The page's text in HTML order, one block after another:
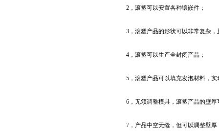
2，滚塑可以安置各种镶嵌件；
3，滚塑产品的形状可以非常复杂
4，滚塑可以生产全封闭产品；
5，滚塑产品可以填充发泡材料，
6，无须调整模具，滚塑产品的壁
7，产品中空无缝，但可以调整壁